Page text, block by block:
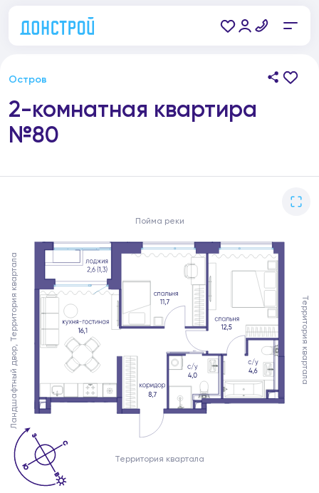
Остров
2-комнатная квартира
№80
Пойма реки
Территория квартала
Территория квартала
Ландшафтный двор, Территория квартала